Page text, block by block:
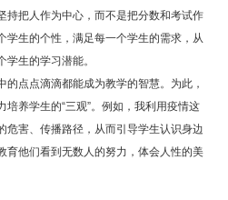
持把人作为中心，而不是把分数和考试作
学生的个性，满足每一个学生的需求，从
生的学习潜能。
的点点滴滴都能成为教学的智慧。为此，
养学生的“三观”。例如，我利用疫情这
危害、传播路径，从而引导学生认识身边
育他们看到无数人的努力，体会人性的美